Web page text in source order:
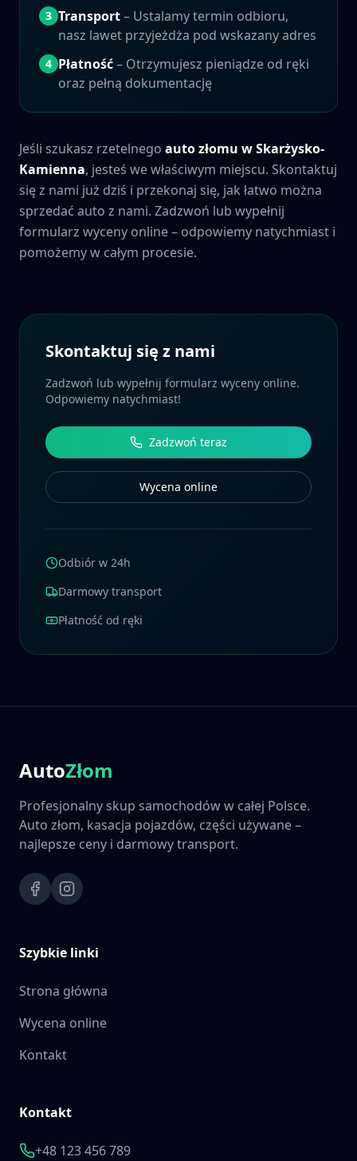
3 Transport– Ustalamy termin odbioru,
nasz lawet przyjeżdża pod wskazany adres
4 Płatność– Otrzymujesz pieniądze od ręki
oraz pełną dokumentację
Jeśli szukasz rzetelnego auto złomu wSkarżysko-
Kamienna, jesteś we właściwym miejscu. Skontaktuj
się z nami już dziś i przekonaj się, jak łatwo można
sprzedać auto z nami. Zadzwoń lub wypełnij
formularz wyceny online – odpowiemy natychmiast i
pomożemy w całym procesie.
Skontaktuj się z nami
Zadzwoń lub wypełnij formularz wyceny online.
Odpowiemy natychmiast!
Zadzwoń teraz
Wycena online
Odbiór w 24h
Darmowy transport
Płatność od ręki
AutoZłom
Profesjonalny skup samochodów w całej Polsce.
Auto złom, kasacja pojazdów, części używane –
najlepsze ceny i darmowy transport.
Szybkie linki
Strona główna
Wycena online
Kontakt
Kontakt
+48 123 456 789